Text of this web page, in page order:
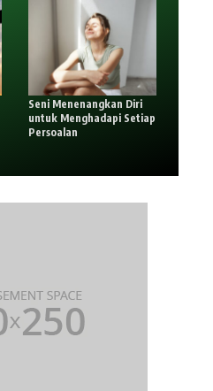
Seni Menenangkan Diri
untuk Menghadapi Setiap
Persoalan